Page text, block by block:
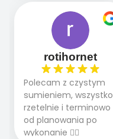
2 zlecenia na rolkę.
Polecam.
rotihornet
Polecam z czystym
sumieniem, wszystko
rzetelnie i terminowo
od planowania po
wykonanie 👍🏻